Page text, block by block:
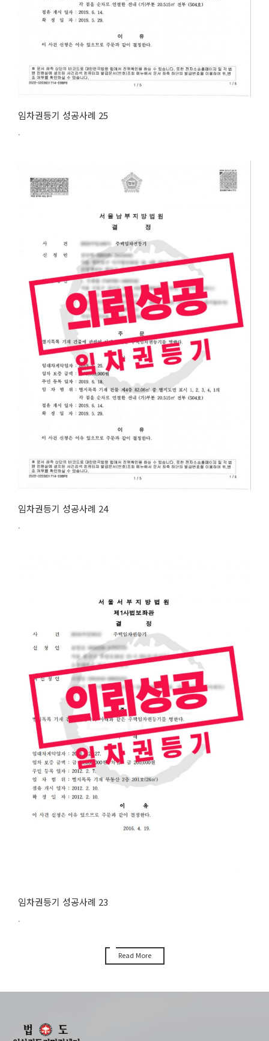
임차권등기 성공사례 25
.
임차권등기 성공사례 24
.
임차권등기 성공사례 23
.
Read More